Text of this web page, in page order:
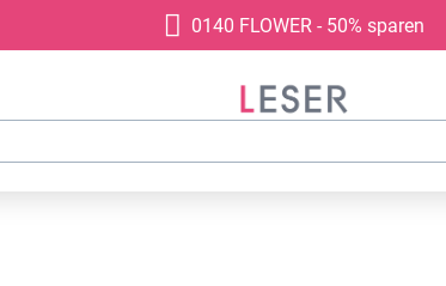
0140 FLOWER - 50% sparen